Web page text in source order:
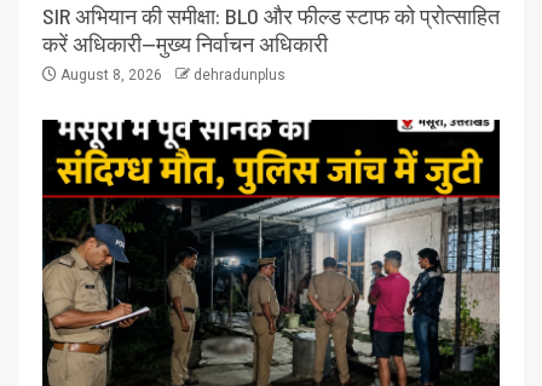
SIR अभियान की समीक्षा: BLO और फील्ड स्टाफ को प्रोत्साहित
करें अधिकारी—मुख्य निर्वाचन अधिकारी
August 8, 2026 dehradunplus